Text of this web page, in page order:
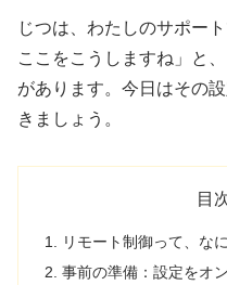
じつは、わたしのサポー
ここをこうしますね」と
があります。今日はその
きましょう。
目
リモート制御って、な
事前の準備：設定をオ